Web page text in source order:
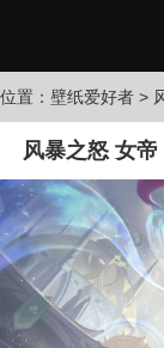
位置： 壁纸爱好者 >
风暴之怒 女